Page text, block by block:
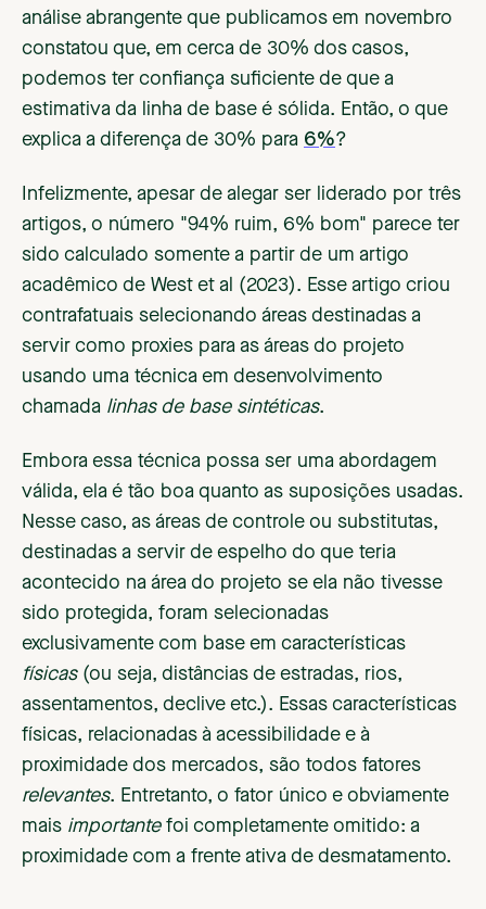
análise abrangente que publicamos em novembro
constatou que, em cerca de 30% dos casos,
podemos ter confiança suficiente de que a
estimativa da linha de base é sólida. Então, o que
explica a diferença de 30% para 6%?
Infelizmente, apesar de alegar ser liderado por três
artigos, o número "94% ruim, 6% bom" parece ter
sido calculado somente a partir de um artigo
acadêmico de West et al (2023). Esse artigo criou
contrafatuais selecionando áreas destinadas a
servir como proxies para as áreas do projeto
usando uma técnica em desenvolvimento
chamada linhas de base sintéticas.
Embora essa técnica possa ser uma abordagem
válida, ela é tão boa quanto as suposições usadas.
Nesse caso, as áreas de controle ou substitutas,
destinadas a servir de espelho do que teria
acontecido na área do projeto se ela não tivesse
sido protegida, foram selecionadas
exclusivamente com base em características
físicas (ou seja, distâncias de estradas, rios,
assentamentos, declive etc.). Essas características
físicas, relacionadas à acessibilidade e à
proximidade dos mercados, são todos fatores
relevantes. Entretanto, o fator único e obviamente
mais importantefoi completamente omitido: a
proximidade com a frente ativa de desmatamento.